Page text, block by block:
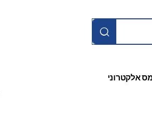
אלקטרוני